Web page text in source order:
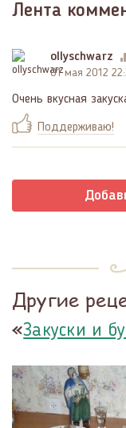
Лента
ollyschwarz
01 мая 2012
Очень вкусная
Поддерживаю!
Другие
«Закуски и